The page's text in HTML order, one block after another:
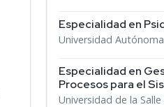
Especialidad en
Universidad
Especialidad en
Procesos para el
Universidad de la